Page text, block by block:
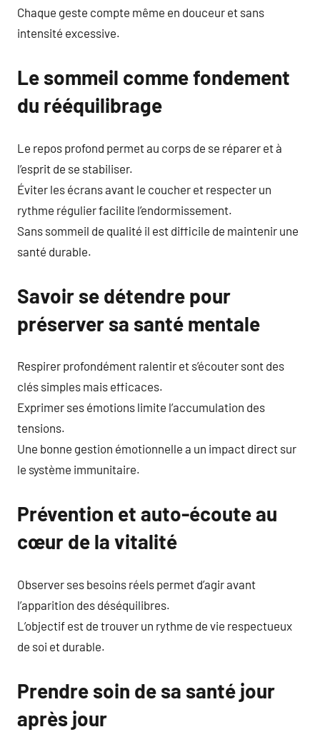
Chaque geste compte même en douceur et sans
intensité excessive.
Le sommeil comme fondement
du rééquilibrage
Le repos profond permet au corps de se réparer et à
l’esprit de se stabiliser.
Éviter les écrans avant le coucher et respecter un
rythme régulier facilite l’endormissement.
Sans sommeil de qualité il est difficile de maintenir une
santé durable.
Savoir se détendre pour
préserver sa santé mentale
Respirer profondément ralentir et s’écouter sont des
clés simples mais efficaces.
Exprimer ses émotions limite l’accumulation des
tensions.
Une bonne gestion émotionnelle a un impact direct sur
le système immunitaire.
Prévention et auto-écoute au
cœur de la vitalité
Observer ses besoins réels permet d’agir avant
l’apparition des déséquilibres.
L’objectif est de trouver un rythme de vie respectueux
de soi et durable.
Prendre soin de sa santé jour
après jour